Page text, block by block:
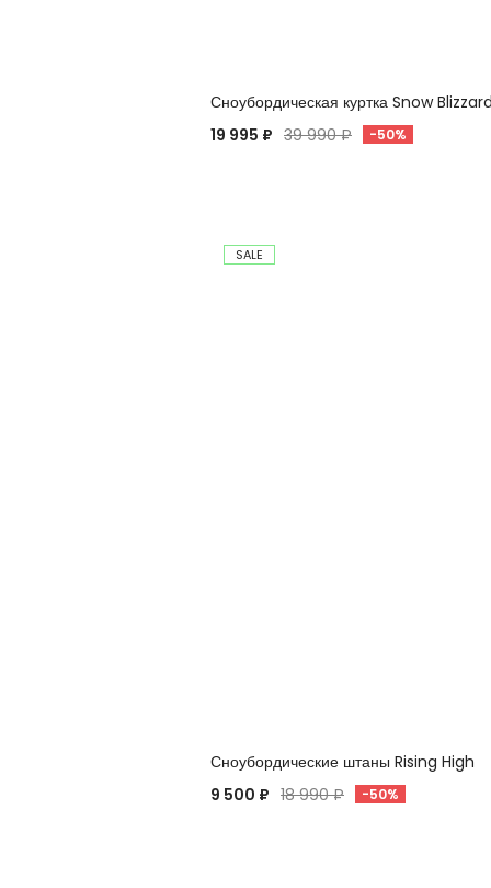
Сноубордическая куртка Snow
19 995 ₽ 39 990 ₽ -50%
SALE
Сноубордические штаны Rising High
9 500 ₽ 18 990 ₽ -50%